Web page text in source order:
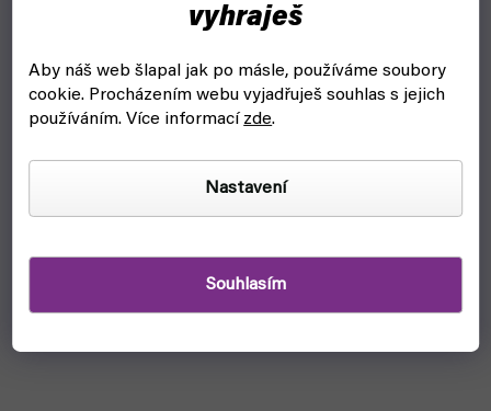
vyhraješ
Aby náš web šlapal jak po másle, používáme soubory
cookie. Procházením webu vyjadřuješ souhlas s jejich
používáním. Více informací zde.
Nastavení
Souhlasím